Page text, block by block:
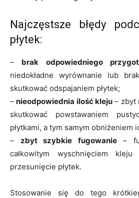
Najczęstsze błędy
płytek:
– brak odpowiedniego
niedokładne wyrównanie lub
skutkować odspajaniem płytek;
–nieodpowiednia ilość kleju – zbyt
skutkować powstawaniem
płytkami, a tym samym obniżeniem
– zbyt szybkie fugowanie–
całkowitym wyschnięciem kleju
przesunięcie płytek.
Stosowanie się do tego